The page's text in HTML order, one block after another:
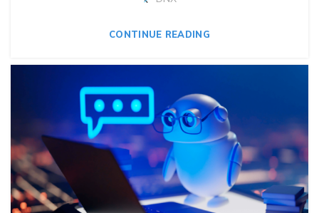
CONTINUE READING